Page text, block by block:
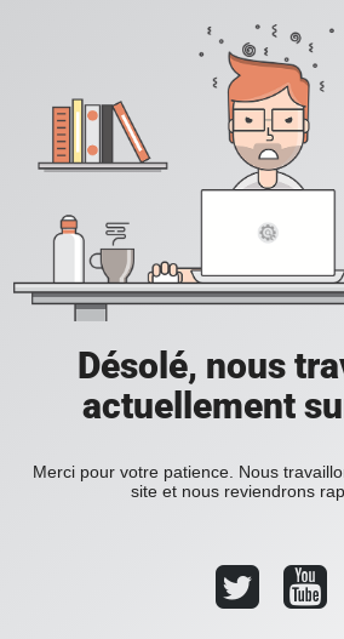
Désolé, nous
actuellement
Merci pour votre patience. Nous
site et nous reviendrons